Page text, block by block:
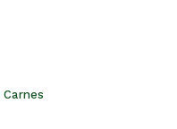
Carnes